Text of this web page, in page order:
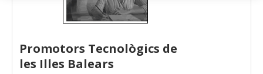
Promotors Tecnològics de
les Illes Balears